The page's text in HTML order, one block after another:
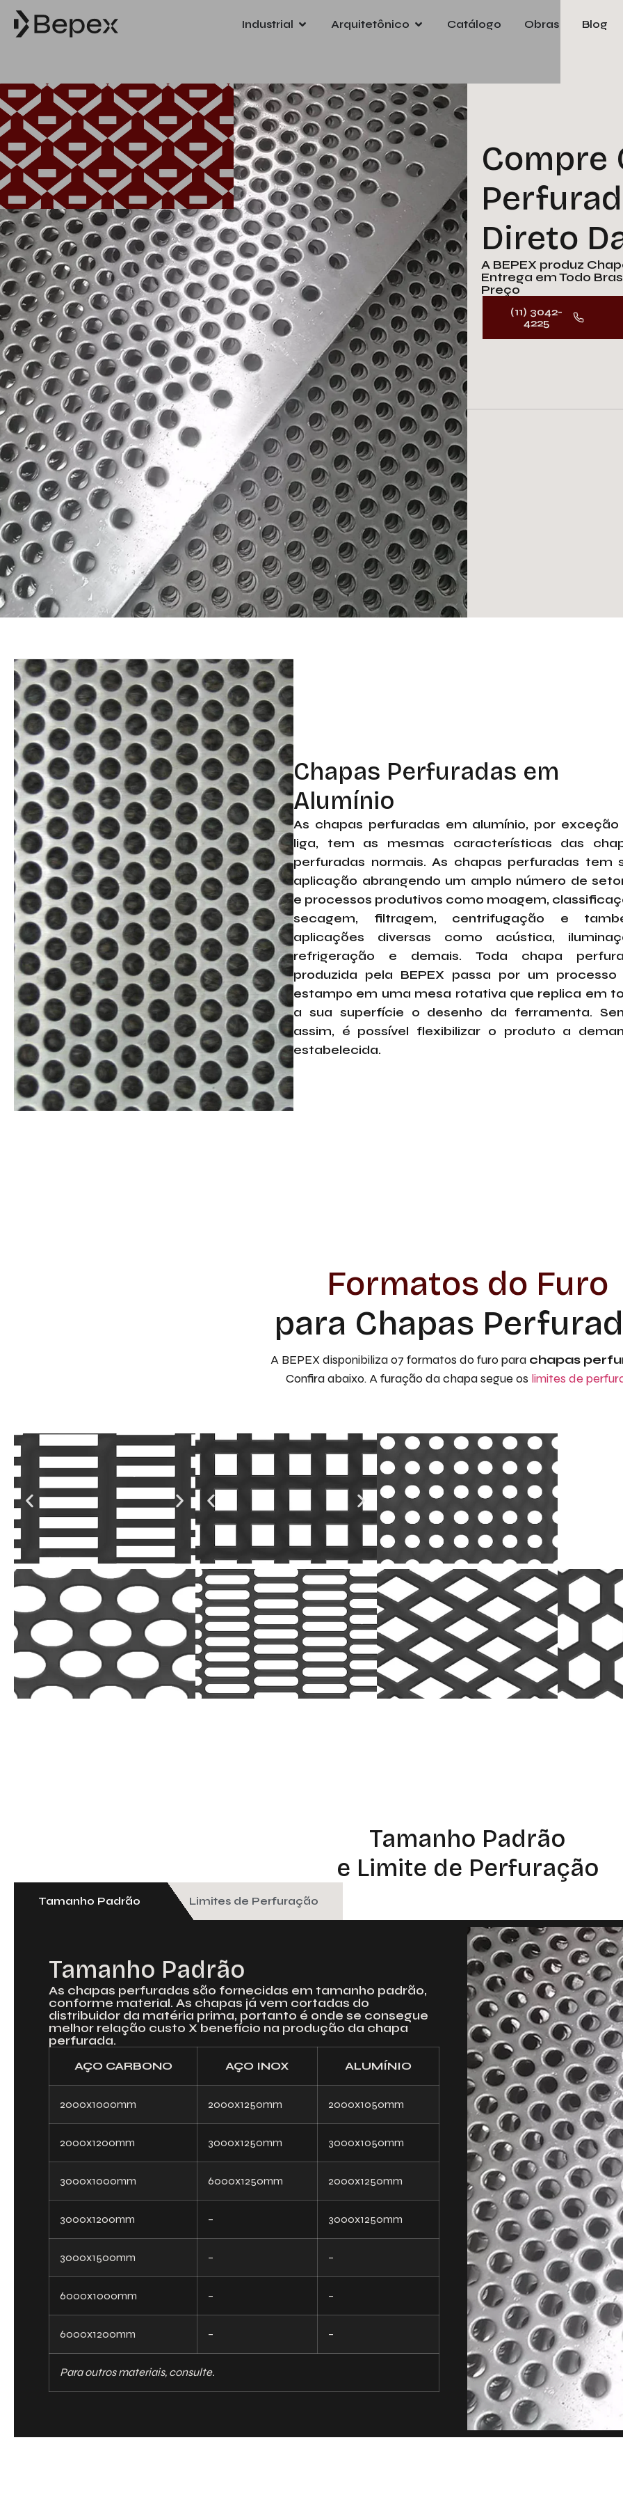
Industrial Arquitetônico Catálogo Obras Blog
Compre
Direto
A BEPEX produz
Entrega em Todo
Preço
(11) 3042-
4225
Chapas Perfuradas em
Alumínio
As chapas perfuradas em alumínio, por exceção
liga, tem as mesmas características das
perfuradas normais. As chapas perfuradas tem
aplicação abrangendo um amplo número de
e processos produtivos como moagem,
secagem, filtragem, centrifugação e
aplicações diversas como acústica,
refrigeração e demais. Toda chapa
produzida pela BEPEX passa por um processo
estampo em uma mesa rotativa que replica em
a sua superfície o desenho da ferramenta.
assim, é possível flexibilizar o produto a
estabelecida.
Formatos do Furo
para Chapas
A BEPEX disponibiliza 07 formatos do furo para chapas
Confira abaixo. A furação da chapa segue os limites de
Tamanho Padrão
e Limite de Perfuração
Tamanho Padrão Limites de Perfuração
Tamanho Padrão
As chapas perfuradas são fornecidas em tamanho padrão,
conforme material. As chapas já vem cortadas do
distribuidor da matéria prima, portanto é onde se consegue
melhor relação custo X benefício na produção da chapa
perfurada.
AÇO CARBONO AÇO INOX ALUMÍNIO
2000x1000mm 2000x1250mm 2000x1050mm
2000x1200mm 3000x1250mm 3000x1050mm
3000x1000mm 6000x1250mm 2000x1250mm
3000x1200mm – 3000x1250mm
3000x1500mm – –
6000x1000mm – –
6000x1200mm – –
Para outros materiais, consulte.